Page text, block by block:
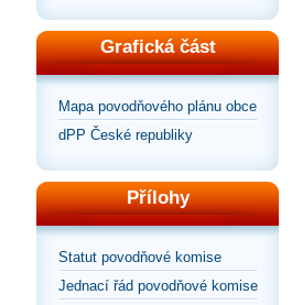
Grafická část
Mapa povodňového plánu obce
dPP České republiky
Přílohy
Statut povodňové komise
Jednací řád povodňové komise